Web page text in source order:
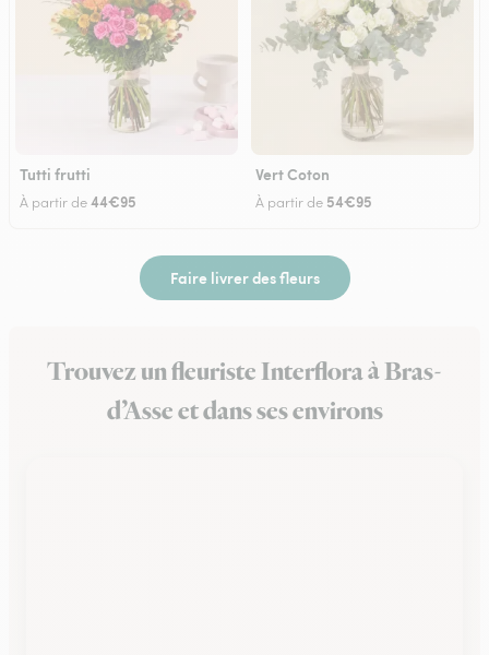
Tutti frutti
À partir de44€95
Vert Coton
À partir de 54€95
Faire livrer des fleurs
Trouvez un fleuriste Interflora à Bras-
d’Asse et dans ses environs